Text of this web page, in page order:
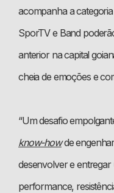
acompanha a
SporTV e Band
anterior na capital
cheia de emoções e
“Um desafio
know-howde
desenvolver e entregar
performance,